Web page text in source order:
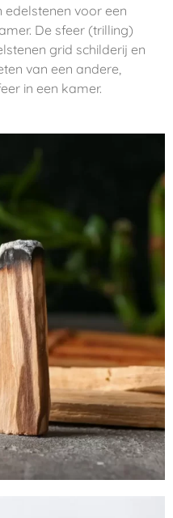
voor een
De sfeer (trilling)
grid schilderij en
van een andere,
in een kamer.